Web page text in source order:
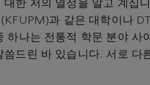
대한 저의 열정을 알고 계십
과 같은 대학이나
하나는 전통적 학문 분야 사
씀드린 바 있습니다. 서로 다